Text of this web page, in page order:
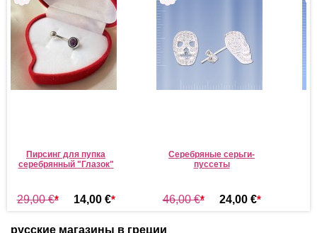
Пирсинг для пупка
серебрянный "Глазок"
29,00 €* 14,00 €*
Серебряные серьги-
пуссеты
46,00 €* 24,00 €*
русские магазины в греции